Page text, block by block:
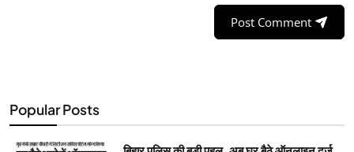
Post Comment
Popular Posts